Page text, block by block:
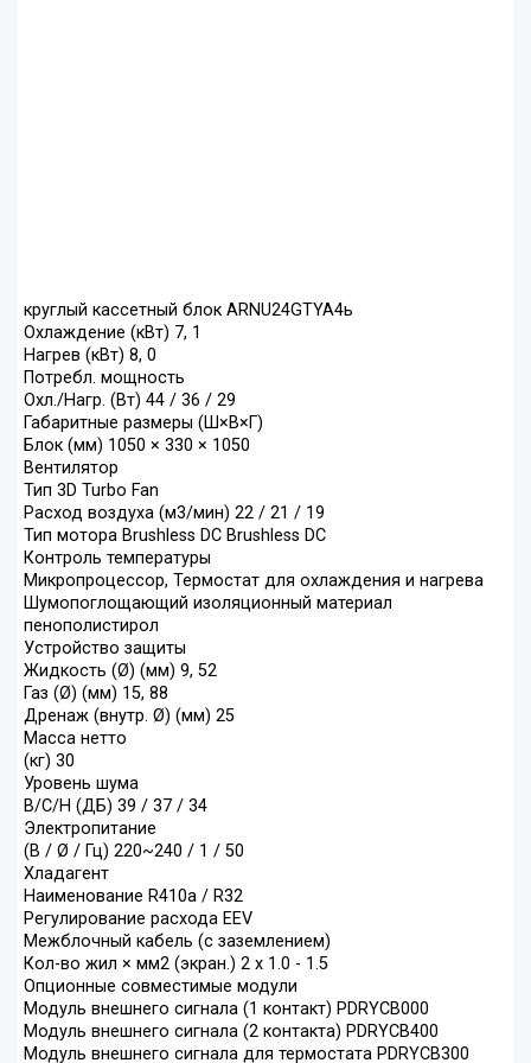
круглый кассетный блок ARNU24GTYA4ь
Охлаждение (кВт) 7, 1
Нагрев (кВт) 8, 0
Потребл. мощность
Охл./Нагр. (Вт) 44 / 36 / 29
Габаритные размеры (Ш×В×Г)
Блок (мм) 1050 × 330 × 1050
Вентилятор
Тип 3D Turbo Fan
Расход воздуха (м3/мин) 22 / 21 / 19
Тип мотора Brushless DC Brushless DC
Контроль температуры
Микропроцессор, Термостат для охлаждения и нагрева
Шумопоглощающий изоляционный материал
пенополистирол
Устройство защиты
Жидкость (Ø) (мм) 9, 52
Газ (Ø) (мм) 15, 88
Дренаж (внутр. Ø) (мм) 25
Масса нетто
(кг) 30
Уровень шума
В/С/Н (ДБ) 39 / 37 / 34
Электропитание
(В / Ø / Гц) 220~240 / 1 / 50
Хладагент
Наименование R410a / R32
Регулирование расхода EEV
Межблочный кабель (с заземлением)
Кол-во жил × мм2 (экран.) 2 х 1.0 - 1.5
Опционные совместимые модули
Модуль внешнего сигнала (1 контакт) PDRYCB000
Модуль внешнего сигнала (2 контакта) PDRYCB400
Модуль внешнего сигнала для термостата PDRYCB300